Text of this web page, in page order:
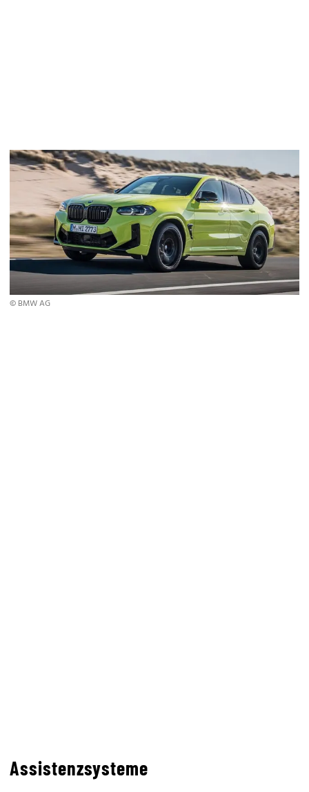
© BMW AG
Assistenzsysteme